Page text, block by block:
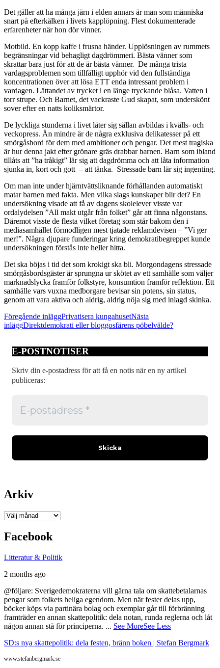
Det gäller att ha många järn i elden annars är man som människa
snart på efterkälken i livets kapplöpning. Flest dokumenterade
erfarenheter när hon dör vinner.
Motbild. En kopp kaffe i frusna händer. Upplösningen av rummets
begränsningar vid behagligt dagdrömmeri. Bästa vänner som
skrattar bara just för att de är bästa vänner. De många trista
vardagsproblemen som tillfälligt upphör vid den fullständiga
koncentrationen över att lösa ETT enda intressant problem i
vardagen. Lättandet av trycket i en länge tryckande blåsa. Vatten i
torr strupe. Och Barnet, det vackraste Gud skapat, som underskönt
sover efter en natts koliksmärtor.
De lyckliga stunderna i livet låter sig sällan avbildas i kvälls- och
veckopress. Än mindre är de några exklusiva delikatesser på ett
smörgåsbord för dem med ambitioner och pengar. Det mest tragiska
är hur denna jakt efter grönare gräs drabbar barnen. Barn som ibland
tillåts att ”ha tråkigt” lär sig att dagdrömma och att låta information
sjunka in, kort och gott – att tänka. Stressade barn lär sig ingenting.
Om man inte under hjärntvättsliknande förhållanden automatiskt
matar barnen med fakta. Men vilka slags kunskaper blir det? En
undersökning visade att få av dagens skolelever visste var
ordalydelsen ”All makt utgår från folket” går att finna någonstans.
Däremot visste de flesta vilket företag som står bakom den i
mediasamhället förmodligen mest tjatade reklamdevisen – ”Vi ger
mer!”. Några djupare funderingar kring demokratibegreppet kunde
undersökningen förstås inte heller hitta.
Det ska böjas i tid det som krokigt ska bli. Morgondagens stressade
smörgåsbordsgäster är sprungna ur skötet av ett samhälle som väljer
marknadslycka framför folkstyre, konsumtion framför reflektion. Ett
samhälle vars vuxna medborgare bevisar sin potens, sin status,
genom att vara aktiva och aldrig, aldrig nöja sig med inlagd skinka.
Inläggsnavigering
Föregående inläggPrivatisera kungahusetNästa
inläggDirektdemokrati eller bloggosfärens pöbelvälde?
E-POSTNOTISER
Skriv din e-postadress för att få en notis när en ny artikel
publiceras:
Arkiv
Arkiv
Facebook
Litteratur & Politik
2 months ago
@följare: Sverigedemokraterna vill gärna tala om skattebetalarnas
pengar som folkets heliga egendom. Men när fester delas upp,
böcker köps via partinära bolag och exemplar går till förbränning
framträder en annan skattepolitik: dela notan, runda reglerna och låt
någon annan stå för principerna. ... See MoreSee Less
SD:s nya skattepolitik: dela festen, bränn boken | Stefan Bergmark
www.stefanbergmark.se